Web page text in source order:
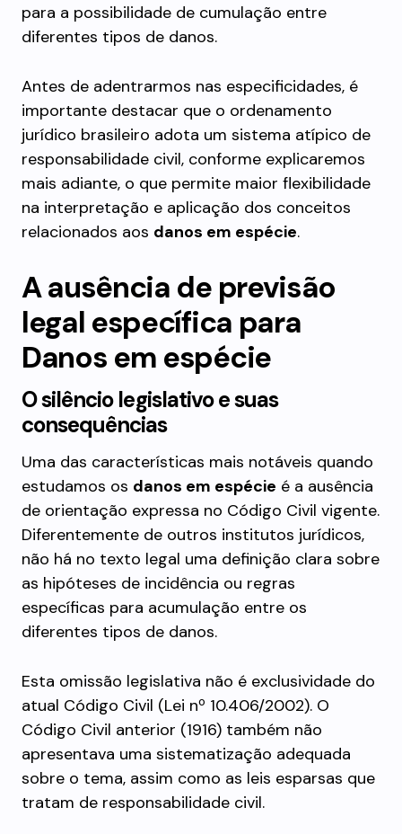
para a possibilidade de cumulação entre
diferentes tipos de danos.
Antes de adentrarmos nas especificidades, é
importante destacar que o ordenamento
jurídico brasileiro adota um sistema atípico de
responsabilidade civil, conforme explicaremos
mais adiante, o que permite maior flexibilidade
na interpretação e aplicação dos conceitos
relacionados aos danos em espécie.
A ausência de previsão
legal específica para
Danos em espécie
O silêncio legislativo e suas
consequências
Uma das características mais notáveis quando
estudamos os danos em espécie é a ausência
de orientação expressa no Código Civil vigente.
Diferentemente de outros institutos jurídicos,
não há no texto legal uma definição clara sobre
as hipóteses de incidência ou regras
específicas para acumulação entre os
diferentes tipos de danos.
Esta omissão legislativa não é exclusividade do
atual Código Civil (Lei nº 10.406/2002). O
Código Civil anterior (1916) também não
apresentava uma sistematização adequada
sobre o tema, assim como as leis esparsas que
tratam de responsabilidade civil.